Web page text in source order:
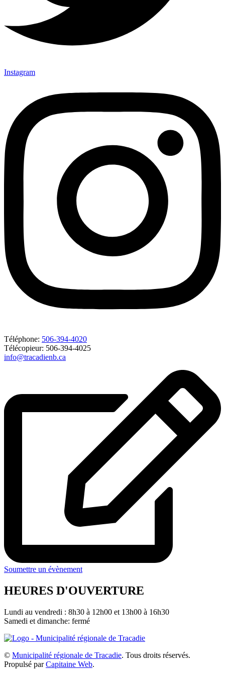
Instagram
Téléphone: 506-394-4020
Télécopieur: 506-394-4025
info@tracadienb.ca
Soumettre un évènement
HEURES D'OUVERTURE
Lundi au vendredi : 8h30 à 12h00 et 13h00 à 16h30
Samedi et dimanche: fermé
© Municipalité régionale de Tracadie. Tous droits réservés.
Propulsé parCapitaine Web.